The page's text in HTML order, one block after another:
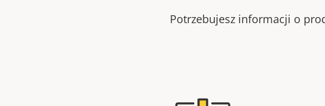
Potrzebujesz informacji o